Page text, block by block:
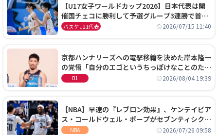
【U17女子ワールドカップ2026】日本代表は開
催国チェコに勝利して予選グループ3連勝で首位
通過！準々決勝の相手はエジプトに決定
バスケu21代表 2026/07/15 11:40
京都ハンナリーズへの電撃移籍を決めた岸本隆一
の覚悟「自分のエゴというちっぽけなことのため
に、京都に来たわけではない」
B1 2026/08/04 19:39
【NBA】早速の『レブロン効果』、ケンテイビア
ス・コールドウェル・ポープがセブンティシクサ
ーズに1年契約で加入
NBA 2026/07/26 09:58